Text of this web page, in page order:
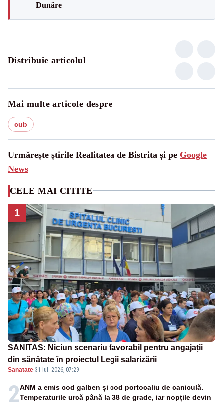
Dunăre
Distribuie articolul
Mai multe articole despre
cub
Urmărește știrile Realitatea de Bistrita și pe Google
News
CELE MAI CITITE
1
SANITAS: Niciun scenariu favorabil pentru angajații
din sănătate în proiectul Legii salarizării
Sanatate·31 iul. 2026, 07:29
2ANM a emis cod galben și cod portocaliu de caniculă.
Temperaturile urcă până la 38 de grade, iar nopțile devin